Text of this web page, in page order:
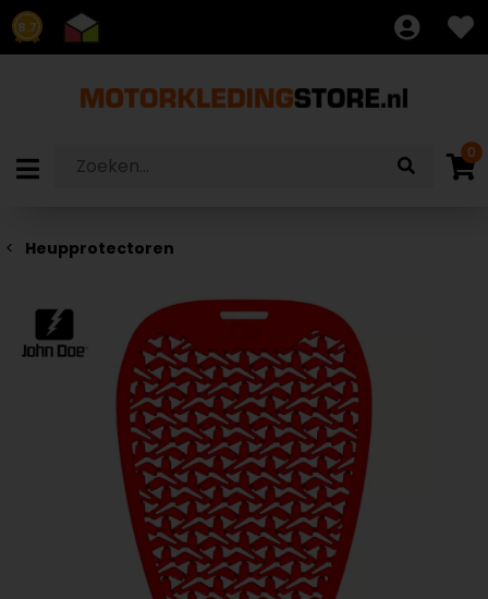
8.7
0
Heupprotectoren